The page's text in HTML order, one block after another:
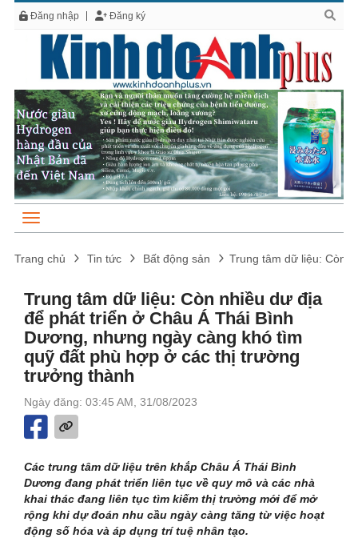
Đăng nhập Đăng ký
Trang chủ Tin tức Bất động sản Trung tâm dữ liệu: Còn
Trung tâm dữ liệu: Còn nhiều dư địa
để phát triển ở Châu Á Thái Bình
Dương, nhưng ngày càng khó tìm
quỹ đất phù hợp ở các thị trường
trưởng thành
Ngày đăng: 03:45 AM, 31/08/2023
Các trung tâm dữ liệu trên khắp Châu Á Thái Bình
Dương đang phát triển liên tục về quy mô và các nhà
khai thác đang liên tục tìm kiếm thị trường mới để mở
rộng khi dự đoán nhu cầu ngày càng tăng từ việc hoạt
động số hóa và áp dụng trí tuệ nhân tạo.